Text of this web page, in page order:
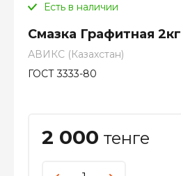
Есть в наличии
Смазка Графитная 2кг
АВИКС (Казахстан)
ГОСТ 3333-80
2 000 тенге